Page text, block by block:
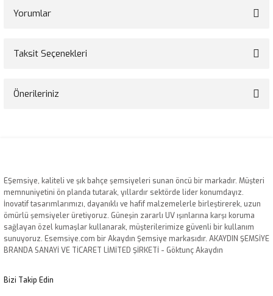
Yorumlar
Taksit Seçenekleri
Önerileriniz
Ürün resmi kalitesiz, bozuk veya görüntülenemiyor.
Ürün açıklamasında eksik bilgiler bulunuyor.
Ürün bilgilerinde hatalar bulunuyor.
Ürün fiyatı diğer sitelerden daha pahalı.
EŞemsiye, kaliteli ve şık bahçe şemsiyeleri sunan öncü bir markadır. Müşteri
memnuniyetini ön planda tutarak, yıllardır sektörde lider konumdayız.
İnovatif tasarımlarımızı, dayanıklı ve hafif malzemelerle birleştirerek, uzun
ömürlü şemsiyeler üretiyoruz. Güneşin zararlı UV ışınlarına karşı koruma
sağlayan özel kumaşlar kullanarak, müşterilerimize güvenli bir kullanım
sunuyoruz. Esemsiye.com bir Akaydın Şemsiye markasıdır. AKAYDIN ŞEMSİYE
BRANDA SANAYİ VE TİCARET LİMİTED ŞİRKETİ - Göktunç Akaydın
Bizi Takip Edin